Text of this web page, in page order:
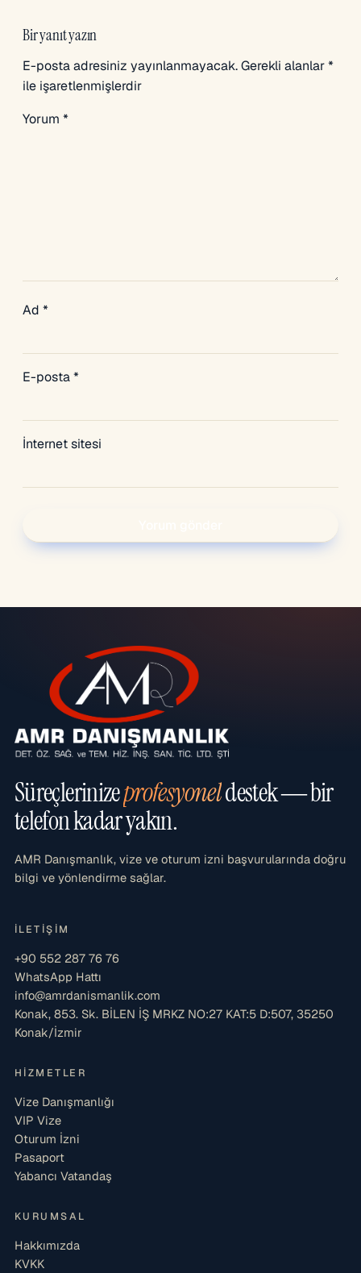
Bir yanıt yazın
E-posta adresiniz yayınlanmayacak.Gerekli alanlar*
ile işaretlenmişlerdir
Yorum *
Ad *
E-posta*
İnternet sitesi
Süreçlerinizeprofesyoneldestek — bir
telefon kadar yakın.
AMR Danışmanlık, vize ve oturum izni başvurularında doğru
bilgi ve yönlendirme sağlar.
İLETIŞIM
+90 552 287 76 76
WhatsApp Hattı
info@amrdanismanlik.com
Konak, 853. Sk. BİLEN İŞ MRKZ NO:27 KAT:5 D:507, 35250
Konak/İzmir
HIZMETLER
Vize Danışmanlığı
VIP Vize
Oturum İzni
Pasaport
Yabancı Vatandaş
KURUMSAL
Hakkımızda
KVKK